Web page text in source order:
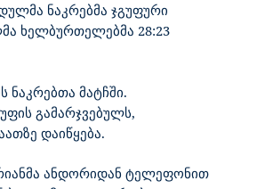
ნაკრებმა ჯგუფური
ხელბურთელებმა 28:23
ნაკრებთა მატჩში.
გამარჯვებულს,
დაიწყება.
ანდორიდან ტელეფონით